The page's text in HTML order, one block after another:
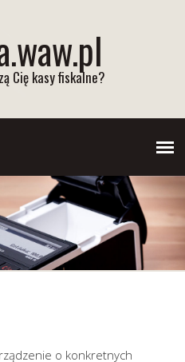
Cię kasy fiskalne?
o konkretnych